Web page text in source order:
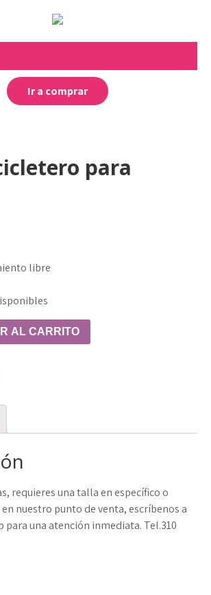
Ir a comprar
para
libre
AL CARRITO
requieres una talla en específico o
nuestro punto de venta, escríbenos a
para una atención inmediata. Tel.310